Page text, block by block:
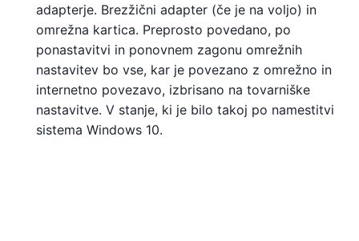
adapterje. Brezžični adapter (če je na voljo) in
omrežna kartica. Preprosto povedano, po
ponastavitvi in ​​ponovnem zagonu omrežnih
nastavitev bo vse, kar je povezano z omrežno in
internetno povezavo, izbrisano na tovarniške
nastavitve. V stanje, ki je bilo takoj po namestitvi
sistema Windows 10.